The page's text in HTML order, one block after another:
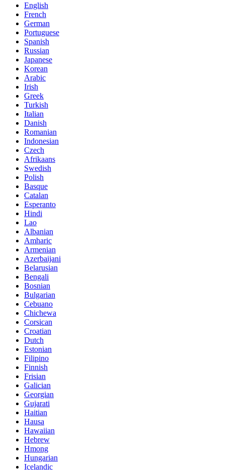
English
French
German
Portuguese
Spanish
Russian
Japanese
Korean
Arabic
Irish
Greek
Turkish
Italian
Danish
Romanian
Indonesian
Czech
Afrikaans
Swedish
Polish
Basque
Catalan
Esperanto
Hindi
Lao
Albanian
Amharic
Armenian
Azerbaijani
Belarusian
Bengali
Bosnian
Bulgarian
Cebuano
Chichewa
Corsican
Croatian
Dutch
Estonian
Filipino
Finnish
Frisian
Galician
Georgian
Gujarati
Haitian
Hausa
Hawaiian
Hebrew
Hmong
Hungarian
Icelandic